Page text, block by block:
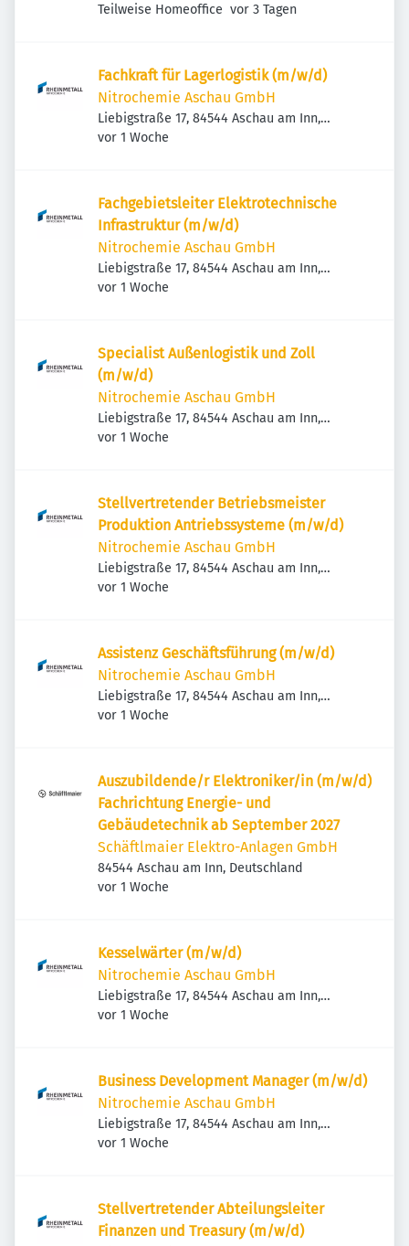
Teilweise Homeoffice Veröffentlicht
vor 3 Tagen
Fachkraft für Lagerlogistik (m/w/d)
Nitrochemie Aschau GmbH
Liebigstraße 17, 84544 Aschau am Inn,
Deutschland
Veröffentlicht
vor 1 Woche
Fachgebietsleiter Elektrotechnische
Infrastruktur (m/w/d)
Nitrochemie Aschau GmbH
Liebigstraße 17, 84544 Aschau am Inn,
Deutschland
Veröffentlicht
vor 1 Woche
Specialist Außenlogistik und Zoll
(m/w/d)
Nitrochemie Aschau GmbH
Liebigstraße 17, 84544 Aschau am Inn,
Deutschland
Veröffentlicht
vor 1 Woche
Stellvertretender Betriebsmeister
Produktion Antriebssysteme (m/w/d)
Nitrochemie Aschau GmbH
Liebigstraße 17, 84544 Aschau am Inn,
Deutschland
Veröffentlicht
vor 1 Woche
Assistenz Geschäftsführung (m/w/d)
Nitrochemie Aschau GmbH
Liebigstraße 17, 84544 Aschau am Inn,
Deutschland
Veröffentlicht
vor 1 Woche
Auszubildende/r Elektroniker/in (m/w/d)
Fachrichtung Energie- und
Gebäudetechnik ab September 2027
Schäftlmaier Elektro-Anlagen GmbH
84544 Aschau am Inn, Deutschland
Veröffentlicht
vor 1 Woche
Kesselwärter (m/w/d)
Nitrochemie Aschau GmbH
Liebigstraße 17, 84544 Aschau am Inn,
Deutschland
Veröffentlicht
vor 1 Woche
Business Development Manager (m/w/d)
Nitrochemie Aschau GmbH
Liebigstraße 17, 84544 Aschau am Inn,
Deutschland
Veröffentlicht
vor 1 Woche
Stellvertretender Abteilungsleiter
Finanzen und Treasury (m/w/d)